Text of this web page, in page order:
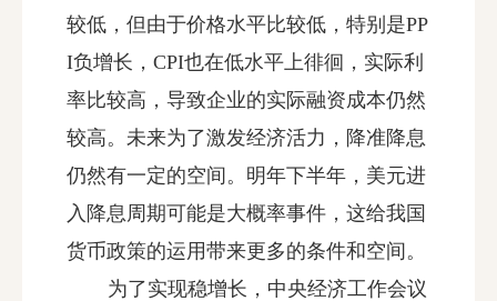
较低，但由于价格水平比较低，特别是PP
I负增长，CPI也在低水平上徘徊，实际利
率比较高，导致企业的实际融资成本仍然
较高。未来为了激发经济活力，降准降息
仍然有一定的空间。明年下半年，美元进
入降息周期可能是大概率事件，这给我国
货币政策的运用带来更多的条件和空间。
为了实现稳增长，中央经济工作会议